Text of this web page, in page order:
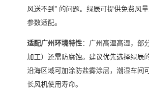
风送不到” 的问题。绿辰可提供免费风
参数适配。
适配广州环境特性：广州高温高湿，部
加工）还需防腐蚀。建议优先选择绿辰
沿海区域可加涂防盐雾涂层，潮湿车间
长风机使用寿命。